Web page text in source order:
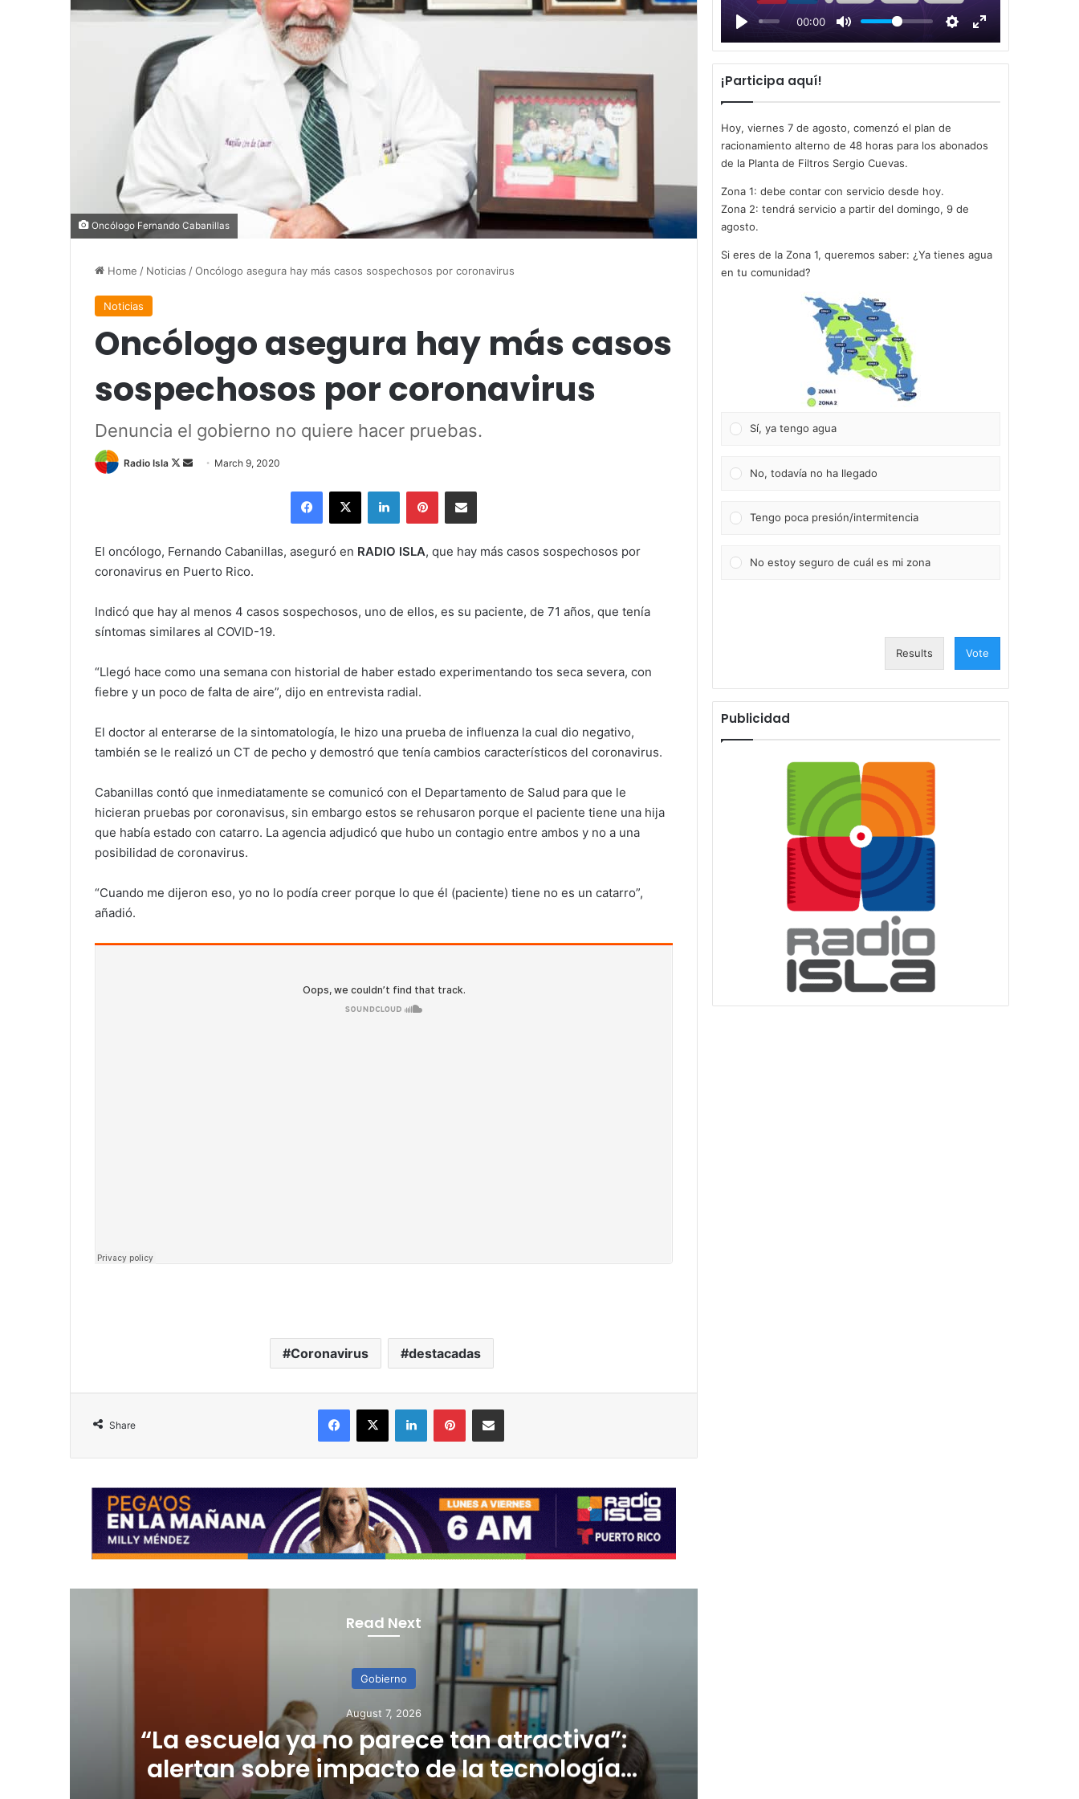
Oncólogo Fernando Cabanillas
Home / Noticias /Oncólogo asegura hay más casos sospechosos por coronavirus
Noticias
Oncólogo asegura hay más casos
sospechosos por coronavirus
Denuncia el gobierno no quiere hacer pruebas.
Radio Isla
Follow
Send March 9, 2020
Facebook
X LinkedInPinterestShare via Email
El oncólogo, Fernando Cabanillas, aseguró en RADIO ISLA, que hay más casos sospechosos por
coronavirus en Puerto Rico.
Indicó que hay al menos 4 casos sospechosos, uno de ellos, es su paciente, de 71 años, que tenía
síntomas similares al COVID-19.
“Llegó hace como una semana con historial de haber estado experimentando tos seca severa, con
fiebre y un poco de falta de aire”, dijo en entrevista radial.
El doctor al enterarse de la sintomatología, le hizo una prueba de influenza la cual dio negativo,
también se le realizó un CT de pecho y demostró que tenía cambios característicos del coronavirus.
Cabanillas contó que inmediatamente se comunicó con el Departamento de Salud para que le
hicieran pruebas por coronavisus, sin embargo estos se rehusaron porque el paciente tiene una hija
que había estado con catarro. La agencia adjudicó que hubo un contagio entre ambos y no a una
posibilidad de coronavirus.
“Cuando me dijeron eso, yo no lo podía creer porque lo que él (paciente) tiene no es un catarro”,
añadió.
Coronavirus destacadas
Share
Facebook
X LinkedInPinterestShare via Email
Read Next
Gobierno
August 7, 2026
Gobernadora activa la Guardia Nacional
ante incendio forestal en Cayey
00:00
l
a
y
¡Participa aquí!
Hoy, viernes 7 de agosto, comenzó el plan de
racionamiento alterno de 48 horas para los abonados
de la Planta de Filtros Sergio Cuevas.
Zona 1: debe contar con servicio desde hoy.
Zona 2: tendrá servicio a partir del domingo, 9 de
agosto.
Si eres de la Zona 1, queremos saber: ¿Ya tienes agua
en tu comunidad?
Sí, ya tengo agua
No, todavía no ha llegado
Tengo poca presión/intermitencia
No estoy seguro de cuál es mi zona
Results Vote
Publicidad